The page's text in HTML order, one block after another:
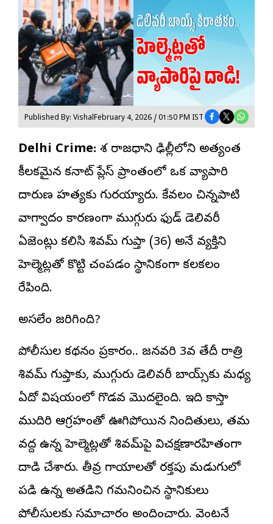
Published By: VishalFebruary 4, 2026 / 01:50 PM IST
Delhi Crime: దేశ రాజధాని ఢిల్లీలోని అత్యంత
కీలకమైన కనాట్ ప్లేస్ ప్రాంతంలో ఒక వ్యాపారి
దారుణ హత్యకు గురయ్యారు. కేవలం చిన్నపాటి
వాగ్వాదం కారణంగా ముగ్గురు ఫుడ్ డెలివరీ
ఏజెంట్లు కలిసి శివమ్ గుప్తా (36) అనే వ్యక్తిని
హెల్మెట్లతో కొట్టి చంపడం స్థానికంగా కలకలం
రేపింది.
అసలేం జరిగింది?
పోలీసుల కథనం ప్రకారం.. జనవరి 3వ తేదీ రాత్రి
శివమ్ గుప్తాకు, ముగ్గురు డెలివరీ బాయ్స్‌కు మధ్య
ఏదో విషయంలో గొడవ మొదలైంది. ఇది కాస్తా
ముదిరి ఆగ్రహంతో ఊగిపోయిన నిందితులు, తమ
వద్ద ఉన్న హెల్మెట్లతో శివమ్‌పై విచక్షణారహితంగా
దాడి చేశారు. తీవ్ర గాయాలతో రక్తపు మడుగులో
పడి ఉన్న అతడిని గమనించిన స్థానికులు
పోలీసులకు సమాచారం అందించారు. వెంటనే